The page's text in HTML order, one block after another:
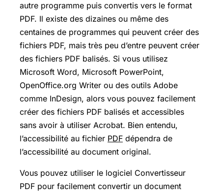
autre programme puis convertis vers le format
PDF. Il existe des dizaines ou même des
centaines de programmes qui peuvent créer des
fichiers PDF, mais très peu d’entre peuvent créer
des fichiers PDF balisés. Si vous utilisez
Microsoft Word, Microsoft PowerPoint,
OpenOffice.org Writer ou des outils Adobe
comme InDesign, alors vous pouvez facilement
créer des fichiers PDF balisés et accessibles
sans avoir à utiliser Acrobat. Bien entendu,
l’accessibilité au fichier PDF dépendra de
l’accessibilité au document original.
Vous pouvez utiliser le logiciel Convertisseur
PDF pour facilement convertir un document